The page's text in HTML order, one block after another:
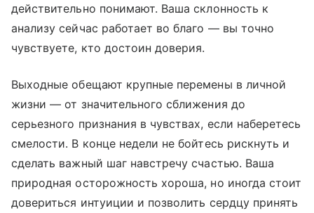
действительно понимают. Ваша склонность к
анализу сейчас работает во благо — вы точно
чувствуете, кто достоин доверия.
Выходные обещают крупные перемены в личной
жизни — от значительного сближения до
серьезного признания в чувствах, если наберетесь
смелости. В конце недели не бойтесь рискнуть и
сделать важный шаг навстречу счастью. Ваша
природная осторожность хороша, но иногда стоит
довериться интуиции и позволить сердцу принять